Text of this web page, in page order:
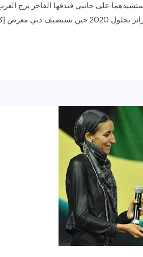
ستشيدهما على جانبي فندقها الفاخر برج